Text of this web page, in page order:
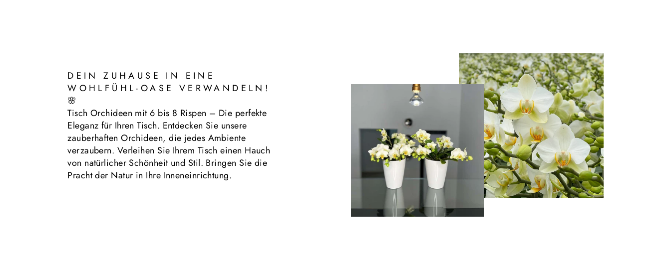
DEIN ZUHAUSE IN EINE
WOHLFÜHL-OASE VERWANDELN!
🌸
Tisch Orchideen mit 6 bis 8 Rispen – Die perfekte
Eleganz für Ihren Tisch. Entdecken Sie unsere
zauberhaften Orchideen, die jedes Ambiente
verzaubern. Verleihen Sie Ihrem Tisch einen Hauch
von natürlicher Schönheit und Stil. Bringen Sie die
Pracht der Natur in Ihre Inneneinrichtung.